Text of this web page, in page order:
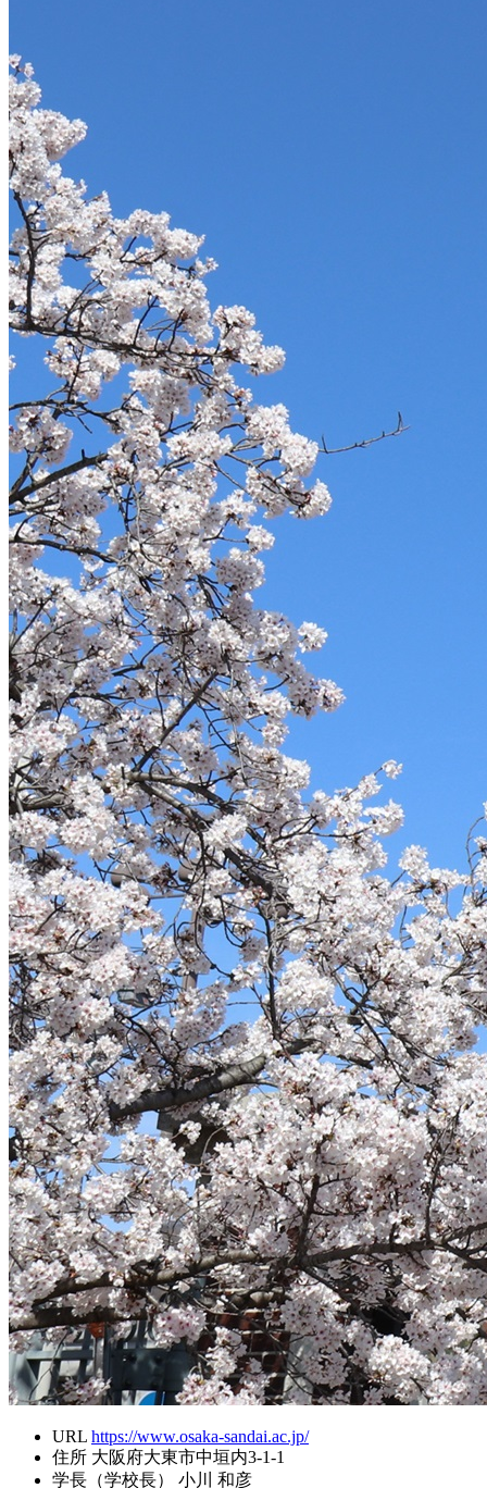
URL https://www.osaka-sandai.ac.jp/
住所 大阪府大東市中垣内3-1-1
学長（学校長）
小川 和彦